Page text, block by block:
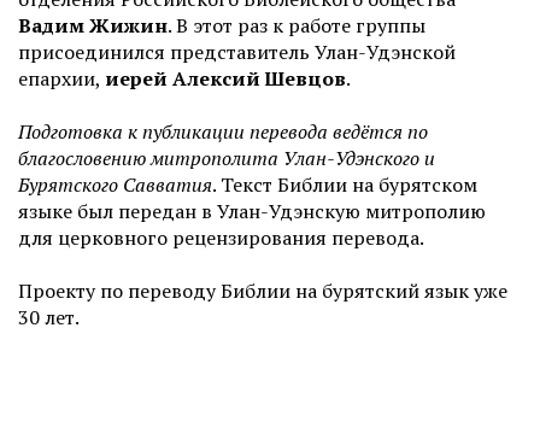
Вадим Жижин. В этот раз к работе группы
присоединился представитель Улан-Удэнской
епархии, иерей Алексий Шевцов.
Подготовка к публикации перевода ведётся по
благословению митрополита Улан-Удэнского и
Бурятского Савватия. Текст Библии на бурятском
языке был передан в Улан-Удэнскую митрополию
для церковного рецензирования перевода.
Проекту по переводу Библии на бурятский язык уже
30 лет.